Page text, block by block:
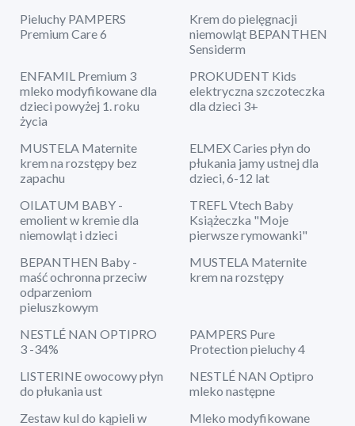
Pieluchy PAMPERS
Premium Care 6
Krem do pielęgnacji
niemowląt BEPANTHEN
Sensiderm
ENFAMIL Premium 3
mleko modyfikowane dla
dzieci powyżej 1. roku
życia
PROKUDENT Kids
elektryczna szczoteczka
dla dzieci 3+
MUSTELA Maternite
krem na rozstępy bez
zapachu
ELMEX Caries płyn do
płukania jamy ustnej dla
dzieci, 6-12 lat
OILATUM BABY -
emolient w kremie dla
niemowląt i dzieci
TREFL Vtech Baby
Książeczka "Moje
pierwsze rymowanki"
BEPANTHEN Baby -
maść ochronna przeciw
odparzeniom
pieluszkowym
MUSTELA Maternite
krem na rozstępy
NESTLÉ NAN OPTIPRO
3 -34%
PAMPERS Pure
Protection pieluchy 4
LISTERINE owocowy płyn
do płukania ust
NESTLÉ NAN Optipro
mleko następne
Zestaw kul do kąpieli w
Mleko modyfikowane